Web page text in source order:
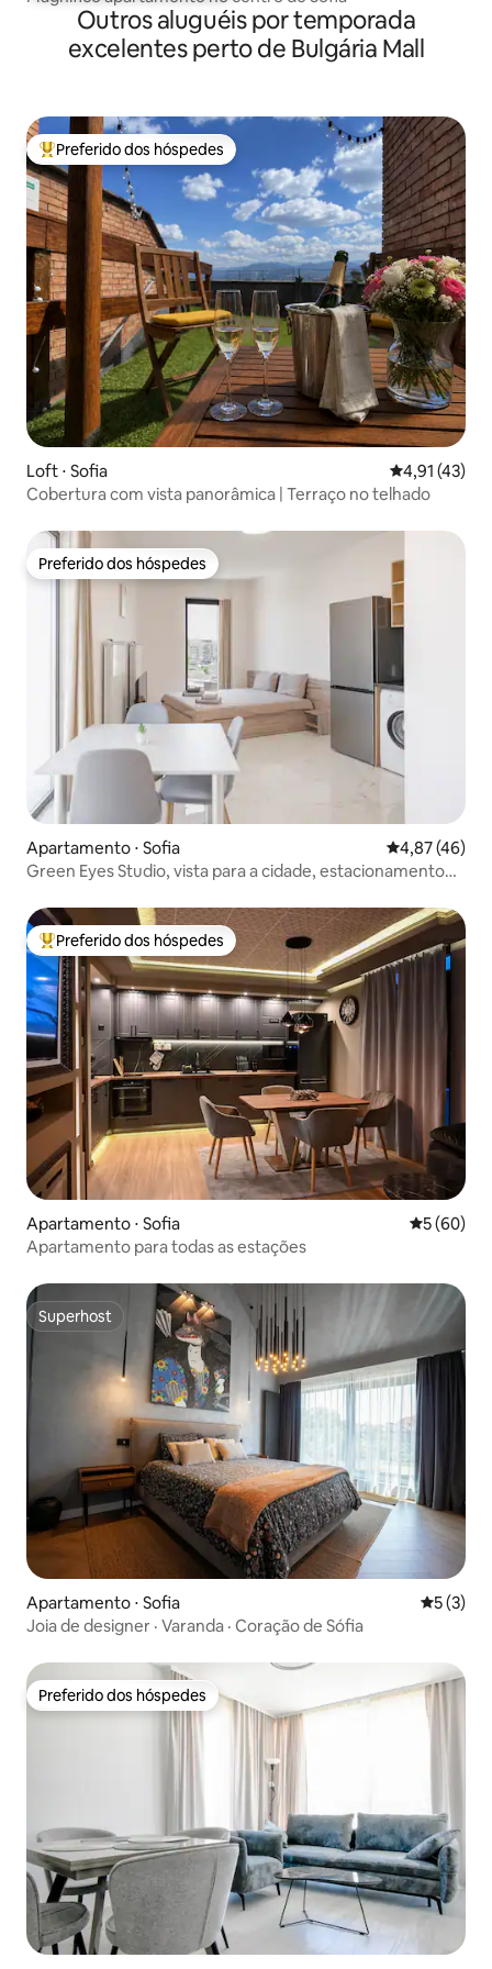
Outros aluguéis por temporada
excelentes perto de Bulgária Mall
Entre os melhores preferidos dos hóspedes
Preferido dos hóspedes
Loft ⋅ Sofia 4,91 de uma
4,91 (43)
Cobertura com vista panorâmica | Terraço no telhado
Preferido dos hóspedes
Preferido dos hóspedes
Apartamento ⋅ Sofia 4,87 de uma
4,87 (46)
Green Eyes Studio, vista para a cidade, estacionamento
Entre os melhores preferidos dos hóspedes
Preferido dos hóspedes
Apartamento ⋅ Sofia 5 de uma
5 (60)
Apartamento para todas as estações
Superhost
Superhost
Apartamento ⋅ Sofia 5 de
5 (3)
Joia de designer · Varanda · Coração de Sófia
Preferido dos hóspedes
Preferido dos hóspedes